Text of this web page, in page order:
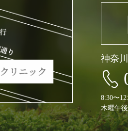
神奈
8:30〜
木曜午